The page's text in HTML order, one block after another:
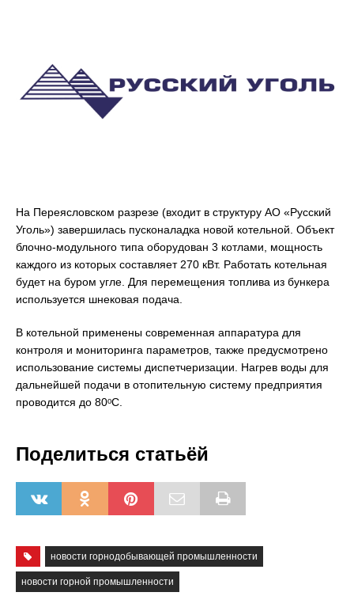
На Переясловском разрезе (входит в структуру АО «Русский
Уголь») завершилась пусконаладка новой котельной. Объект
блочно-модульного типа оборудован 3 котлами, мощность
каждого из которых составляет 270 кВт. Работать котельная
будет на буром угле. Для перемещения топлива из бункера
используется шнековая подача.
В котельной применены современная аппаратура для
контроля и мониторинга параметров, также предусмотрено
использование системы диспетчеризации. Нагрев воды для
дальнейшей подачи в отопительную систему предприятия
проводится до 80ᵒС.
Поделиться статьёй
новости горнодобывающей промышленности
новости горной промышленности